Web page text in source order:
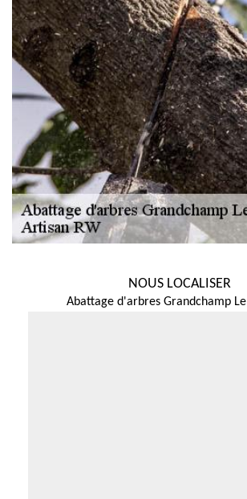
NOUS LOCALISER
Abattage d'arbres Grandchamp